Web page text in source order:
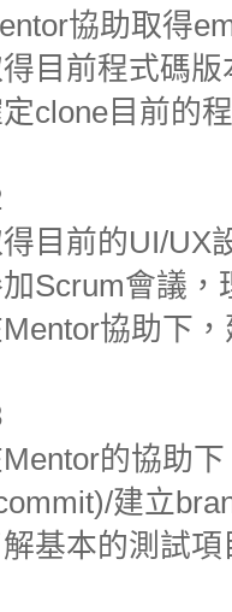
協助取得
目前程式碼版
clone目前的
目前的UI/UX
Scrum會議，
協助下，
的協助下
建立
基本的測試項